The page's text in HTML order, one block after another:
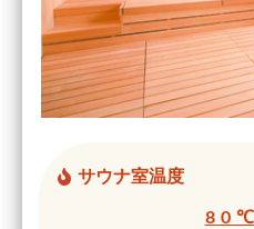
サウナ室温度